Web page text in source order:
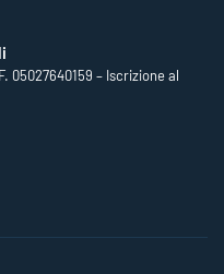
05027640159 – Iscrizione al